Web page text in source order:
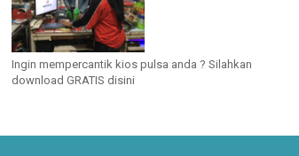
Ingin mempercantik kios pulsa anda ? Silahkan
download GRATIS disini